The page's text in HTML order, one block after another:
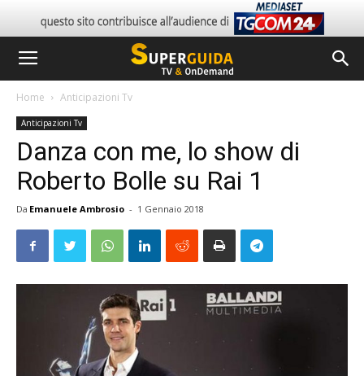
Home Anticipazioni Tv
Anticipazioni Tv
Danza con me, lo show di
Roberto Bolle su Rai 1
Da Emanuele Ambrosio - 1 Gennaio 2018